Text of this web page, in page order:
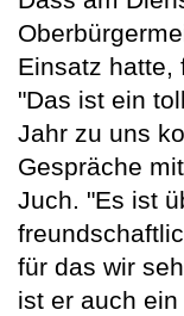
Einsatz hatte,
"Das ist ein
Jahr zu uns
Gespräche
Juch. "Es ist
für das wir
ist er auch